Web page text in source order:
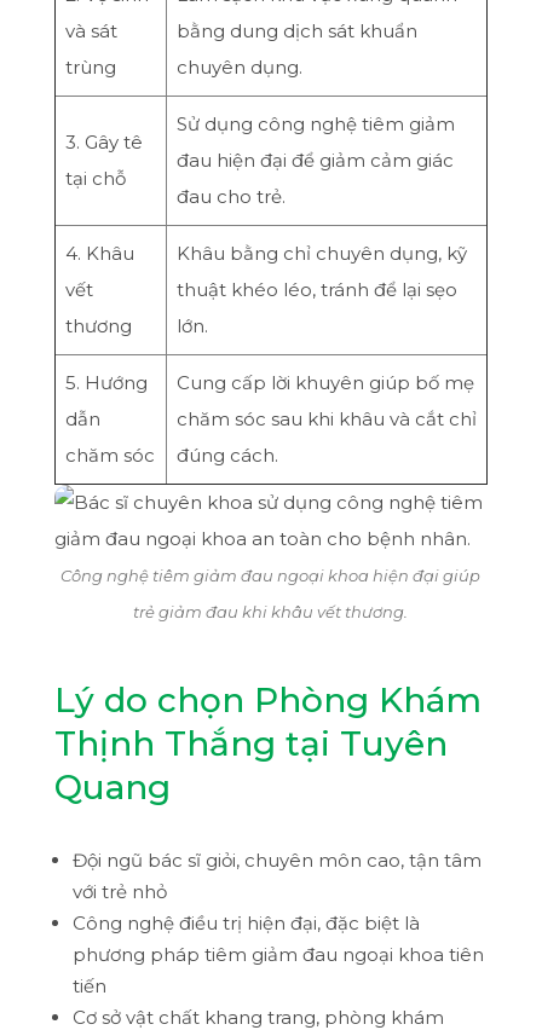
và sát
trùng
bằng dung dịch sát khuẩn
chuyên dụng.
3. Gây tê
tại chỗ
Sử dụng công nghệ tiêm giảm
đau hiện đại để giảm cảm giác
đau cho trẻ.
4. Khâu
vết
thương
Khâu bằng chỉ chuyên dụng, kỹ
thuật khéo léo, tránh để lại sẹo
lớn.
5. Hướng
dẫn
chăm sóc
Cung cấp lời khuyên giúp bố mẹ
chăm sóc sau khi khâu và cắt chỉ
đúng cách.
Công nghệ tiêm giảm đau ngoại khoa hiện đại giúp
trẻ giảm đau khi khâu vết thương.
Lý do chọn Phòng Khám
Thịnh Thắng tại Tuyên
Quang
Đội ngũ bác sĩ giỏi, chuyên môn cao, tận tâm
với trẻ nhỏ
Công nghệ điều trị hiện đại, đặc biệt là
phương pháp tiêm giảm đau ngoại khoa tiên
tiến
Cơ sở vật chất khang trang, phòng khám